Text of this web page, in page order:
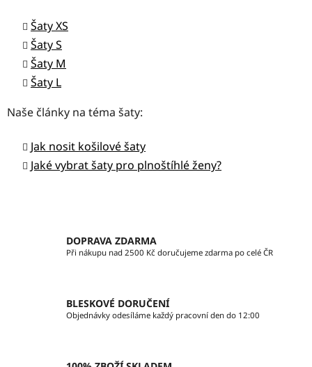
Šaty XS
Šaty S
Šaty M
Šaty L
Naše články na téma šaty:
Jak nosit košilové šaty
Jaké vybrat šaty pro plnoštíhlé ženy?
DOPRAVA ZDARMA
Při nákupu nad 2500 Kč doručujeme zdarma po celé ČR
BLESKOVÉ DORUČENÍ
Objednávky odesíláme každý pracovní den do 12:00